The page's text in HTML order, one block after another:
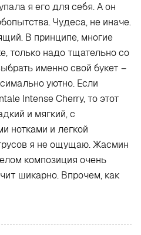
я его для себя. А он
Чудеса, не иначе.
В принципе, многие
только надо тщательно со
именно свой букет –
уютно. Если
Intense Cherry, то этот
и мягкий, с
нотками и легкой
я не ощущаю. Жасмин
композиция очень
шикарно. Впрочем, как